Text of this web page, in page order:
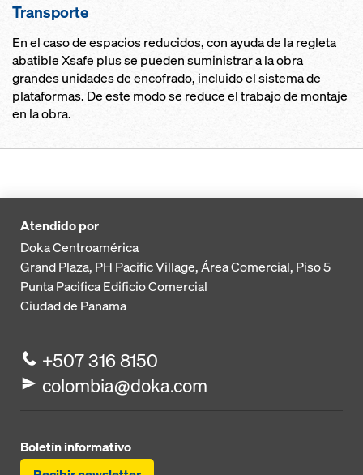
Transporte
En el caso de espacios reducidos, con ayuda de la regleta
abatible Xsafe plus se pueden suministrar a la obra
grandes unidades de encofrado, incluido el sistema de
plataformas. De este modo se reduce el trabajo de montaje
en la obra.
Atendido por
Doka Centroamérica
Grand Plaza, PH Pacific Village, Área Comercial, Piso 5
Punta PacificaEdificio Comercial
Ciudad de Panama
+507 316 8150
colombia@doka.com
Boletín informativo